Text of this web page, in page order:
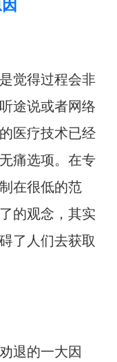
觉得过程会非
途说或者网络
医疗技术已经
痛选项。在专
在很低的范
的观念，其实
了人们去获取
退的一大因